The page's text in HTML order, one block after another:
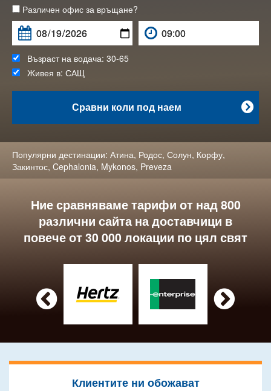
Различен офис за връщане?
Възраст на водача: 30-65
Живея в: САЩ

Сравни коли под наем
Популярни дестинации: Атина, Родос, Солун, Корфу,
Закинтос, Cephalonia, Mykonos, Preveza
Ние сравняваме тарифи от над 800
различни сайта на доставчици в
повече от 30 000 локации по цял свят
 
Клиентите ни обожават